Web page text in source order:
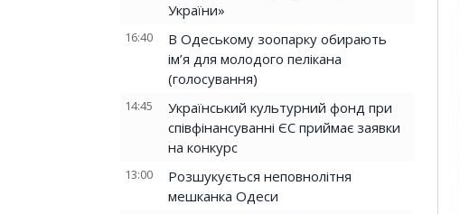
України»
16:40
В Одеському зоопарку обирають
ім’я для молодого пелікана
(голосування)
14:45
Український культурний фонд при
співфінансуванні ЄС приймає заявки
на конкурс
13:00
Розшукується неповнолітня
мешканка Одеси